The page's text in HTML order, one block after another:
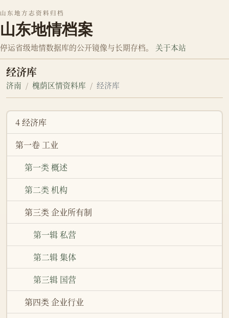
山东地方志资料归档
山东地情档案
停运省级地情数据库的公开镜像与长期存档。 关于本站
经济库
济南 槐荫区情资料库 经济库
4 经济库
第一卷 工业
第一类 概述
第二类 机构
第三类 企业所有制
第一辑 私营
第二辑 集体
第三辑 国营
第四类 企业行业